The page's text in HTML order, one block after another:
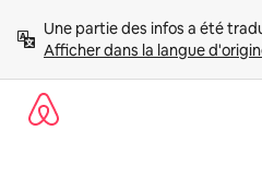
directement
contenu
Afficher dans la langue